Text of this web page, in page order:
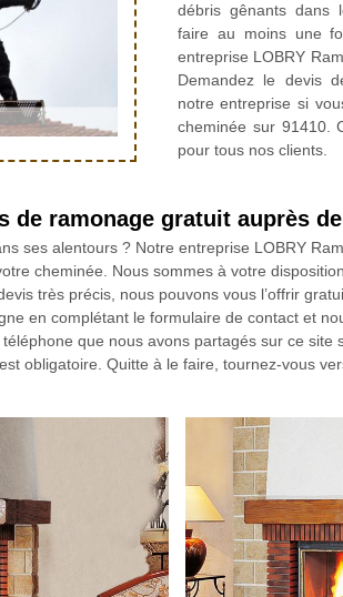
débris gênants dans
faire au moins une
entreprise LOBRY
Demandez le devis
notre entreprise si
cheminée sur 91410.
pour tous nos clients.
de ramonage gratuit auprès
ses alentours ? Notre entreprise LOBRY
cheminée. Nous sommes à votre
très précis, nous pouvons vous l’offrir
en complétant le formulaire de contact et
que nous avons partagés sur ce site
obligatoire. Quitte à le faire, tournez-vous